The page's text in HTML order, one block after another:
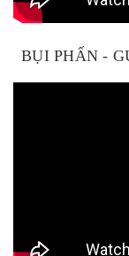
BỤI PHẤN -